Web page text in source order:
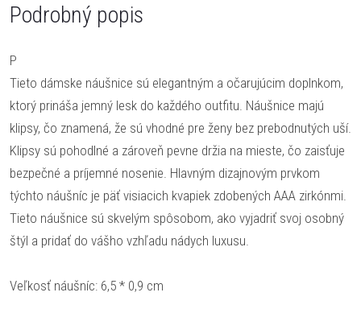
Podrobný popis
P
Tieto dámske náušnice sú elegantným a očarujúcim doplnkom,
ktorý prináša jemný lesk do každého outfitu. Náušnice majú
klipsy, čo znamená, že sú vhodné pre ženy bez prebodnutých uší.
Klipsy sú pohodlné a zároveň pevne držia na mieste, čo zaisťuje
bezpečné a príjemné nosenie. Hlavným dizajnovým prvkom
týchto náušníc je päť visiacich kvapiek zdobených AAA zirkónmi.
Tieto náušnice sú skvelým spôsobom, ako vyjadriť svoj osobný
štýl a pridať do vášho vzhľadu nádych luxusu.
Veľkosť náušníc: 6,5 * 0,9 cm